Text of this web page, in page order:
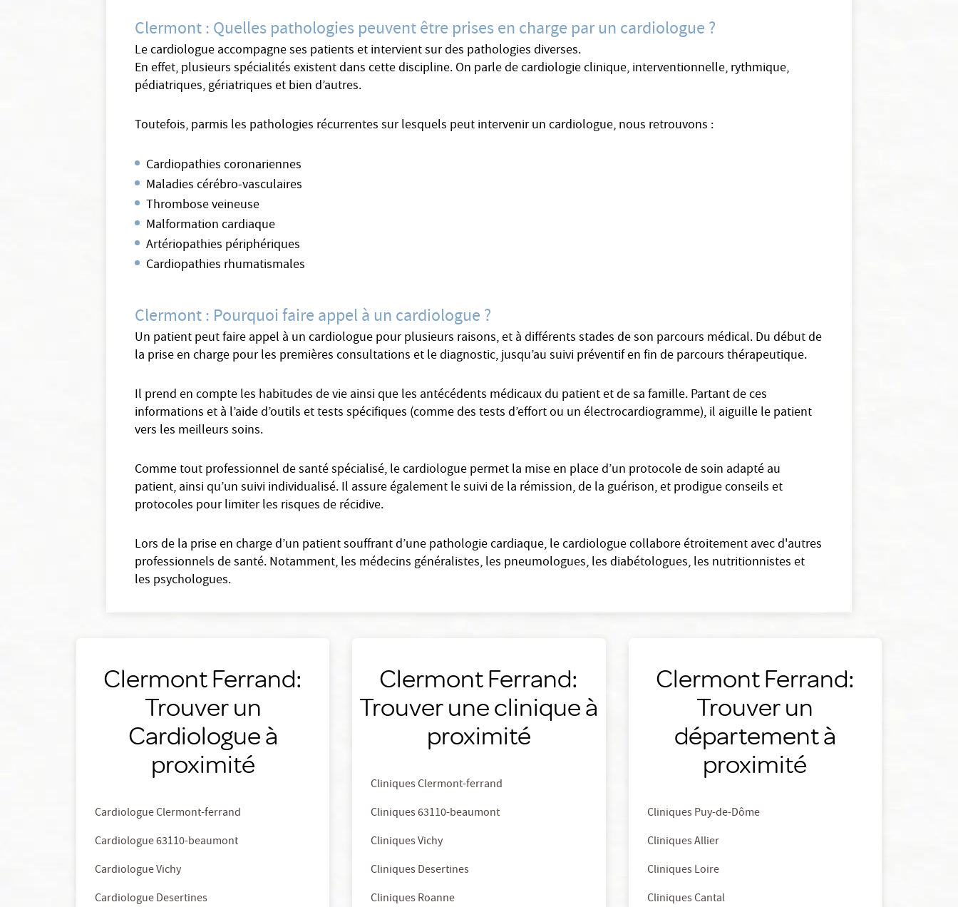
Clermont : Quelles pathologies peuvent être prises en charge par un cardiologue ?
Le cardiologue accompagne ses patients et intervient sur des pathologies diverses.
En effet, plusieurs spécialités existent dans cette discipline. On parle de cardiologie clinique, interventionnelle, rythmique,
pédiatriques, gériatriques et bien d’autres.
Toutefois, parmis les pathologies récurrentes sur lesquels peut intervenir un cardiologue, nous retrouvons :
Cardiopathies coronariennes
Maladies cérébro-vasculaires
Thrombose veineuse
Malformation cardiaque
Artériopathies périphériques
Cardiopathies rhumatismales
Clermont : Pourquoi faire appel à un cardiologue ?
Un patient peut faire appel à un cardiologue pour plusieurs raisons, et à différents stades de son parcours médical. Du début de
la prise en charge pour les premières consultations et le diagnostic, jusqu’au suivi préventif en fin de parcours thérapeutique.
Il prend en compte les habitudes de vie ainsi que les antécédents médicaux du patient et de sa famille. Partant de ces
informations et à l’aide d’outils et tests spécifiques (comme des tests d’effort ou un électrocardiogramme), il aiguille le patient
vers les meilleurs soins.
Comme tout professionnel de santé spécialisé, le cardiologue permet la mise en place d’un protocole de soin adapté au
patient, ainsi qu’un suivi individualisé. Il assure également le suivi de la rémission, de la guérison, et prodigue conseils et
protocoles pour limiter les risques de récidive.
Lors de la prise en charge d’un patient souffrant d’une pathologie cardiaque, le cardiologue collabore étroitement avec d'autres
professionnels de santé. Notamment, les médecins généralistes, les pneumologues, les diabétologues, les nutritionnistes et
les psychologues.
Clermont Ferrand:
Trouver un
Cardiologue à
proximité
Cardiologue Clermont-ferrand
Cardiologue 63110-beaumont
Cardiologue Vichy
Cardiologue Desertines
Clermont Ferrand:
Trouver une clinique à
proximité
Cliniques Clermont-ferrand
Cliniques 63110-beaumont
Cliniques Vichy
Cliniques Desertines
Cliniques Roanne
Clermont Ferrand:
Trouver un
département à
proximité
Cliniques Puy-de-Dôme
Cliniques Allier
Cliniques Loire
Cliniques Cantal